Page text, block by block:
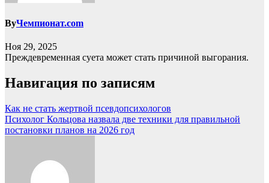
ByЧемпионат.com
Ноя 29, 2025
Преждевременная суета может стать причиной выгорания.
Навигация по записям
Как не стать жертвой псевдопсихологов
Психолог Кольцова назвала две техники для правильной
постановки планов на 2026 год